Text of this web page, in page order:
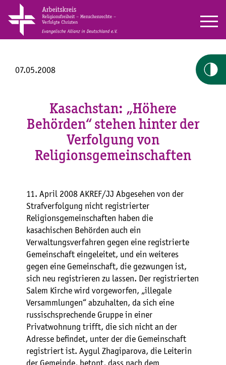
07.05.2008
Kasachstan: „Höhere
Behörden“ stehen hinter der
Verfolgung von
Religionsgemeinschaften
11. April 2008 AKREF/JJ Abgesehen von der
Strafverfolgung nicht registrierter
Religionsgemeinschaften haben die
kasachischen Behörden auch ein
Verwaltungsverfahren gegen eine registrierte
Gemeinschaft eingeleitet, und ein weiteres
gegen eine Gemeinschaft, die gezwungen ist,
sich neu registrieren zu lassen. Der registrierten
Salem Kirche wird vorgeworfen, „illegale
Versammlungen“ abzuhalten, da sich eine
russischsprechende Gruppe in einer
Privatwohnung trifft, die sich nicht an der
Adresse befindet, unter der die Gemeinschaft
registriert ist. Aygul Zhagiparova, die Leiterin